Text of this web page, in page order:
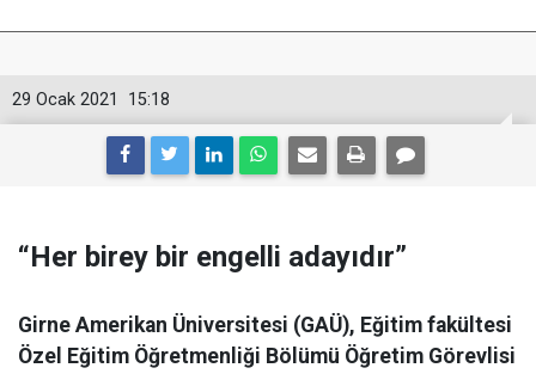
15:18
29 Ocak 2021
“Her birey bir engelli adayıdır”
Girne Amerikan Üniversitesi (GAÜ), Eğitim fakültesi
Özel Eğitim Öğretmenliği Bölümü Öğretim Görevlisi